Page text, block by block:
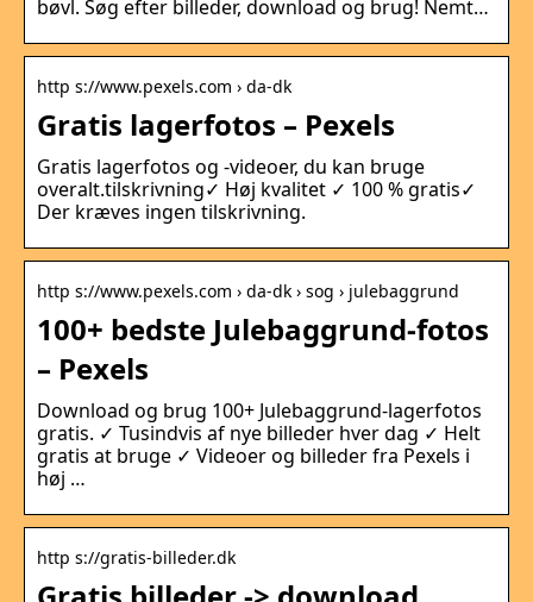
bøvl. Søg efter billeder, download og brug! Nemt…
http s://www.pexels.com › da-dk
Gratis lagerfotos – Pexels
Gratis lagerfotos og -videoer, du kan bruge
overalt.tilskrivning✓ Høj kvalitet ✓ 100 % gratis✓
Der kræves ingen tilskrivning.
http s://www.pexels.com › da-dk › sog › julebaggrund
100+ bedste Julebaggrund-fotos
– Pexels
Download og brug 100+ Julebaggrund-lagerfotos
gratis. ✓ Tusindvis af nye billeder hver dag ✓ Helt
gratis at bruge ✓ Videoer og billeder fra Pexels i
høj …
http s://gratis-billeder.dk